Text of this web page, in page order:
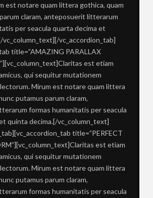
est notare quam littera gothica, quam
claram, anteposuerit litterarum
per seacula quarta decima et
vc_column_text][/vc_accordion_tab]
title=”AMAZING PARALLAX
est etiam
qui sequitur mutationem
Mirum est notare quam littera
putamus parum claram,
formas humanitatis per seacula
quinta decima.[/vc_column_text]
title=”PERFECT
est etiam
qui sequitur mutationem
Mirum est notare quam littera
putamus parum claram,
formas humanitatis per seacula